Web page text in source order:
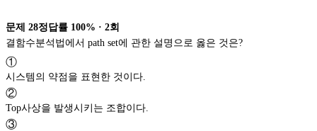
문제 28정답률 100% · 2회
결함수분석법에서 path set에 관한 설명으로 옳은 것은?
①
시스템의 약점을 표현한 것이다.
②
Top사상을 발생시키는 조합이다.
③